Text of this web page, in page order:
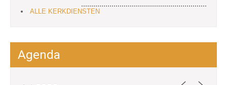
ALLE KERKDIENSTEN
Agenda